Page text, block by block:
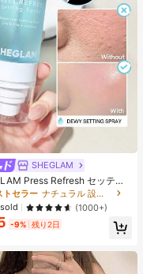
SHEGLAM
Press Refresh セッティ
レー 女性と女の子のための
ドビューティーコスメメイク
トセラー
ナチュラル 設定スプレー
(1000+)
-9% 残り2日